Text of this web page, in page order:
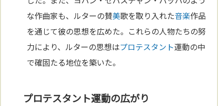
な作曲家も、ルターの賛美歌を取り入れた音楽作品
を通じて彼の思想を広めた。これらの人物たちの努
力により、ルターの思想はプロテスタント運動の中
で確固たる地位を築いた。
プロテスタント運動の広がり